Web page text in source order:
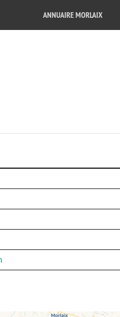
ANNUAIRE MORLAIX